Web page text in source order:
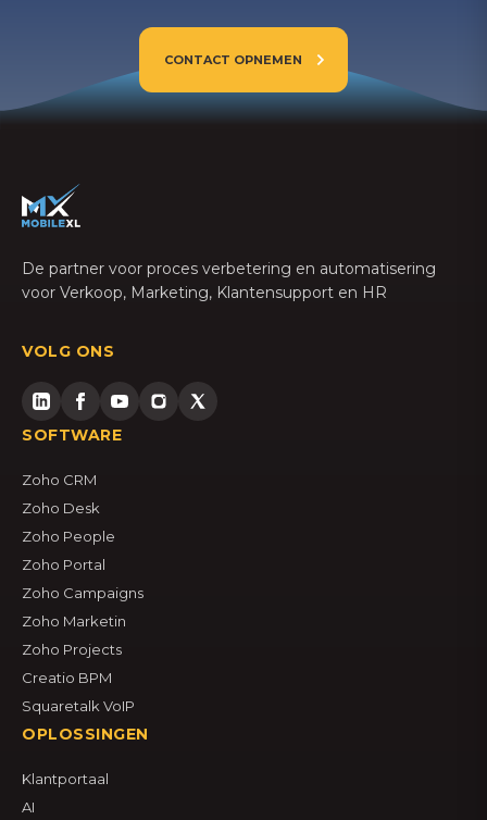
CONTACT OPNEMEN
De partner voor proces verbetering en automatisering
voor Verkoop, Marketing, Klantensupport en HR
VOLG ONS
SOFTWARE
Zoho CRM
Zoho Desk
Zoho People
Zoho Portal
Zoho Campaigns
Zoho Marketin
Zoho Projects
Creatio BPM
Squaretalk VoIP
OPLOSSINGEN
Klantportaal
AI